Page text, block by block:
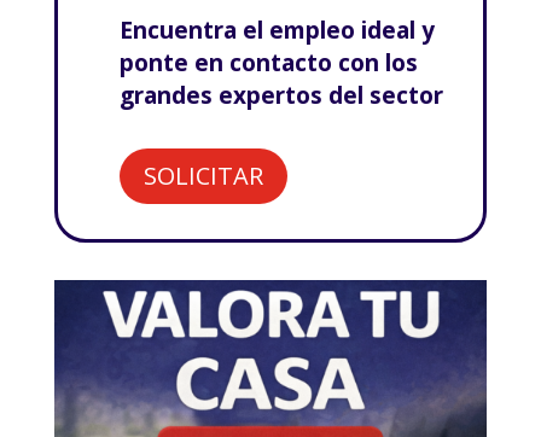
Encuentra el empleo ideal y
ponte en contacto con los
grandes expertos del sector
SOLICITAR